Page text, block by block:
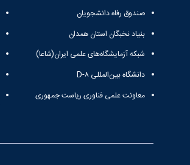
صندوق رفاه دانشجویان
بنیاد نخبگان استان همدان
شبکه آزمایشگاه‌های علمی ایران(شاعا)
دانشگاه بین‌المللی D-۸
معاونت علمی فناوری ریاست جمهوری